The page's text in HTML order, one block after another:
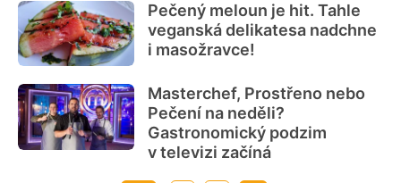
Pečený meloun je hit. Tahle
veganská delikatesa nadchne
i masožravce!
Masterchef, Prostřeno nebo
Pečení na neděli?
Gastronomický podzim
v televizi začíná